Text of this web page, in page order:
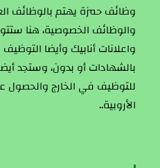
وظائف حمزة يهتم بالوظائف
والوظائف الخصوصية، هنا
واعلانات أنابيك وأيضا
بالشهادات أو بدون، وستجد
للتوظيف في الخارج والحصول
الأروبية..